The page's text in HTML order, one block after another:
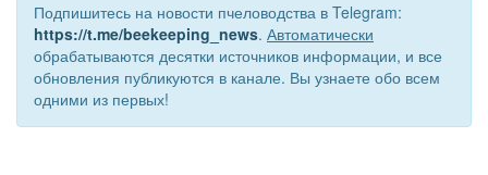
Подпишитесь на новости пчеловодства в Telegram:
https://t.me/beekeeping_news. Автоматически
обрабатываются десятки источников информации, и все
обновления публикуются в канале. Вы узнаете обо всем
одними из первых!